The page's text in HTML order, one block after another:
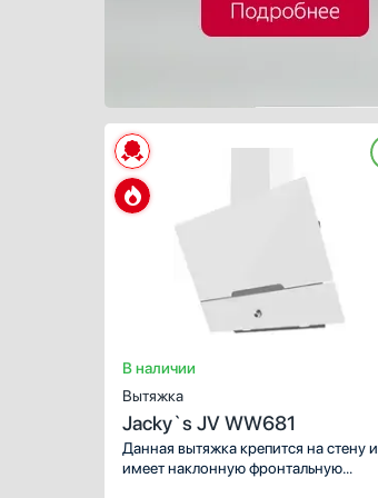
В наличии
Вытяжка
Jacky`s JV WW681
Данная вытяжка крепится на стену и
имеет наклонную фронтальную